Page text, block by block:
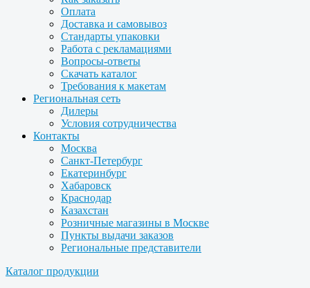
Оплата
Доставка и самовывоз
Стандарты упаковки
Работа с рекламациями
Вопросы-ответы
Скачать каталог
Требования к макетам
Региональная сеть
Дилеры
Условия сотрудничества
Контакты
Москва
Санкт-Петербург
Екатеринбург
Хабаровск
Краснодар
Казахстан
Розничные магазины в Москве
Пункты выдачи заказов
Региональные представители
Каталог продукции